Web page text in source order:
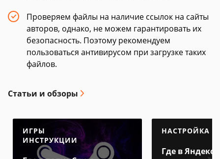
Проверяем файлы на наличие ссылок на сайты
авторов, однако, не можем гарантировать их
безопасность. Поэтому рекомендуем
пользоваться антивирусом при загрузке таких
файлов.
Статьи и обзоры
ИГРЫ
ИНСТРУКЦИИ
НАСТРОЙКА
Где в Яндекс